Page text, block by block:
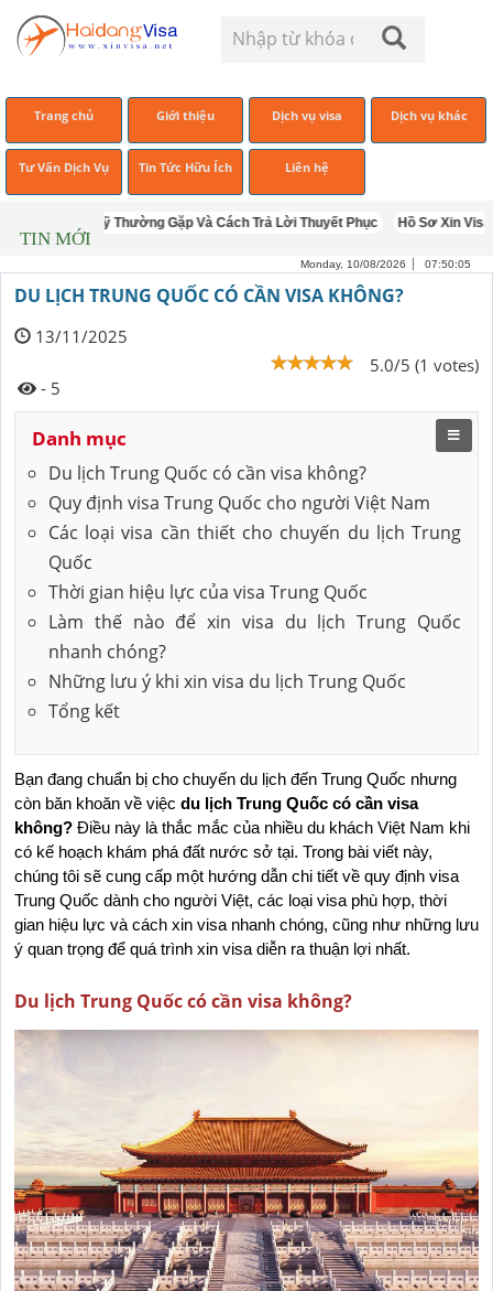
Trang chủ Giới thiệu Dịch vụ visa Dịch vụ khác
Tư Vấn Dịch Vụ Tin Tức Hữu Ích Liên hệ
TIN MỚI
Vấn Visa Mỹ Thường Gặp Và Cách Trả Lời Thuyết Phục Hồ Sơ Xin Visa Mỹ
Monday, 10/08/2026 07:50:06
DU LỊCH TRUNG QUỐC CÓ CẦN VISA KHÔNG?
13/11/2025
5.0/5 (1 votes)
- 5
Danh mục
Du lịch Trung Quốc có cần visa không?
Quy định visa Trung Quốc cho người Việt Nam
Các loại visa cần thiết cho chuyến du lịch Trung
Quốc
Thời gian hiệu lực của visa Trung Quốc
Làm thế nào để xin visa du lịch Trung Quốc
nhanh chóng?
Những lưu ý khi xin visa du lịch Trung Quốc
Tổng kết
Bạn đang chuẩn bị cho chuyến du lịch đến Trung Quốc nhưng
còn băn khoăn về việc du lịch Trung Quốc có cần visa
không? Điều này là thắc mắc của nhiều du khách Việt Nam khi
có kế hoạch khám phá đất nước sở tại. Trong bài viết này,
chúng tôi sẽ cung cấp một hướng dẫn chi tiết về quy định visa
Trung Quốc dành cho người Việt, các loại visa phù hợp, thời
gian hiệu lực và cách xin visa nhanh chóng, cũng như những lưu
ý quan trọng để quá trình xin visa diễn ra thuận lợi nhất.
Du lịch Trung Quốc có cần visa không?